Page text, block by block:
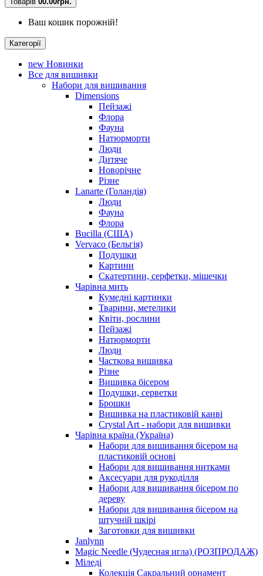
Ваш кошик порожній!
Категорії
new Новинки
Все для вишивки
Набори для вишивання
Dimensions
Пейзажі
Флора
Фауна
Натюрморти
Люди
Дитяче
Новорічне
Різне
Lanarte (Голандія)
Люди
Фауна
Флора
Bucilla (США)
Vervaco (Бельгія)
Подушки
Картини
Скатертини, серфетки, мішечки
Чарiвна мить
Кумедні картинки
Тварини, метелики
Квіти, рослини
Пейзажі
Натюрморти
Люди
Часткова вишивка
Різне
Вишивка бісером
Подушки, серветки
Брошки
Вишивка на пластиковій канві
Crystal Art - набори для вишивки
Чарівна країна (Україна)
Набори для вишивання бісером на
пластиковій основі
Набори для вишивання нитками
Аксесуари для рукоділля
Набори для вишивання бісером по
дереву
Набори для вишивання бісером на
штучній шкірі
Заготовки для вишивки
Janlynn
Magic Needle (Чудесная игла) (РОЗПРОДАЖ)
Міледі
Колекція Сакральний орнамент